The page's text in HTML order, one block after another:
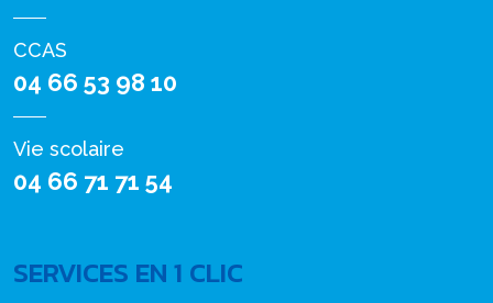
CCAS
04 66 53 98 10
Vie scolaire
04 66 71 71 54
SERVICES EN 1 CLIC